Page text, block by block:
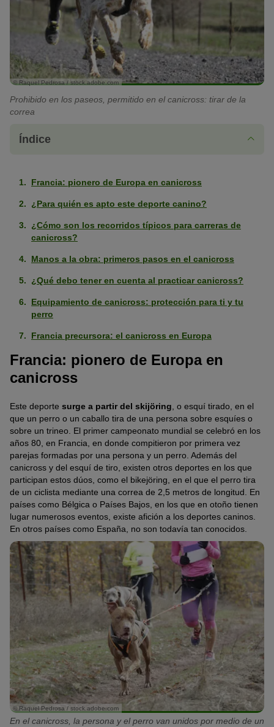
© Raquel Pedrosa / stock.adobe.com
Prohibido en los paseos, permitido en el canicross: tirar de la
correa
Índice
Francia: pionero de Europa en canicross
¿Para quién es apto este deporte canino?
¿Cómo son los recorridos típicos para carreras de
canicross?
Manos a la obra: primeros pasos en el canicross
¿Qué debo tener en cuenta al practicar canicross?
Equipamiento de canicross: protección para ti y tu
perro
Francia precursora: el canicross en Europa
Francia: pionero de Europa en
canicross
Este deporte surge a partir del skijöring , o esquí tirado, en el
que un perro o un caballo tira de una persona sobre esquíes o
sobre un trineo. El primer campeonato mundial se celebró en los
años 80, en Francia, en donde compitieron por primera vez
parejas formadas por una persona y un perro. Además del
canicross y del esquí de tiro, existen otros deportes en los que
participan estos dúos, como el bikejöring, en el que el perro tira
de un ciclista mediante una correa de 2,5 metros de longitud. En
países como Bélgica o Países Bajos, en los que en otoño tienen
lugar numerosos eventos, existe afición a los deportes caninos.
En otros países como España, no son todavía tan conocidos.
© Raquel Pedrosa / stock.adobe.com
En el canicross, la persona y el perro van unidos por medio de un